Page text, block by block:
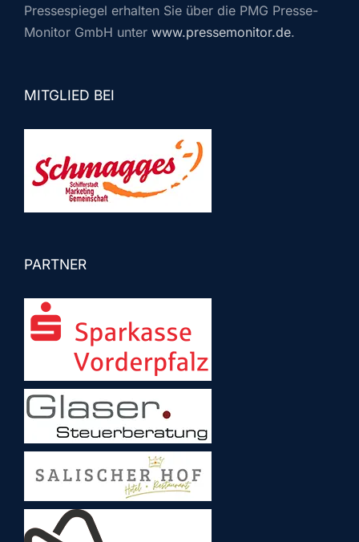
Pressespiegel erhalten Sie über die PMG Presse-
Monitor GmbH unter www.pressemonitor.de.
MITGLIED BEI
PARTNER